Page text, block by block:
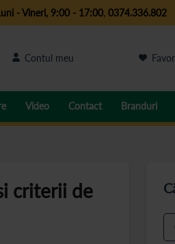
- Vineri, 9:00 - 17:00, 0374.336.802
Contul meu
Video Contact Branduri
criterii de